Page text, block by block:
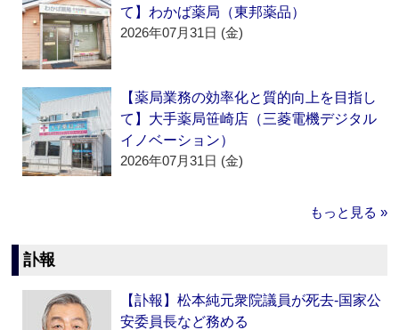
て】わかば薬局（東邦薬品）
2026年07月31日 (金)
【薬局業務の効率化と質的向上を目指し
て】大手薬局笹崎店（三菱電機デジタル
イノベーション）
2026年07月31日 (金)
もっと見る »
訃報
【訃報】松本純元衆院議員が死去‐国家公
安委員長など務める